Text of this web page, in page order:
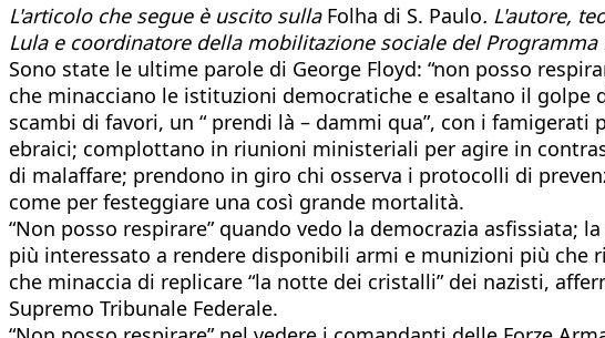
L'articolo che segue è uscito sulla Folha di S. Paulo. L'autore,
Lula e coordinatore della mobilitazione sociale del Programma
Sono state le ultime parole di George Floyd: “non posso
che minacciano le istituzioni democratiche e esaltano il
scambi di favori, un “ prendi là – dammi qua”, con i
ebraici; complottano in riunioni ministeriali per agire in
di malaffare; prendono in giro chi osserva i protocolli di
come per festeggiare una così grande mortalità.
“Non posso respirare” quando vedo la democrazia
più interessato a rendere disponibili armi e munizioni più che
che minaccia di replicare “la notte dei cristalli” dei nazisti,
Supremo Tribunale Federale.